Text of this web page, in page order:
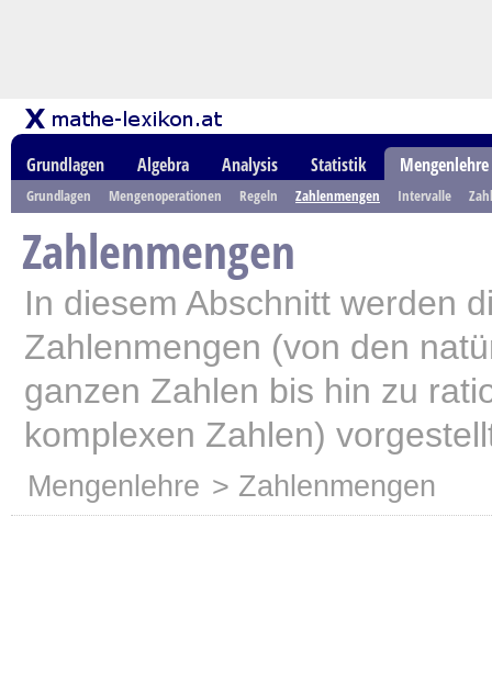
Grundlagen Algebra Analysis Statistik Mengenlehre
Grundlagen Mengenoperationen Regeln Zahlenmengen Intervalle
Zahlenmengen
In diesem Abschnitt werden
Zahlenmengen (von den
ganzen Zahlen bis hin zu
komplexen Zahlen)
Mengenlehre > Zahlenmengen